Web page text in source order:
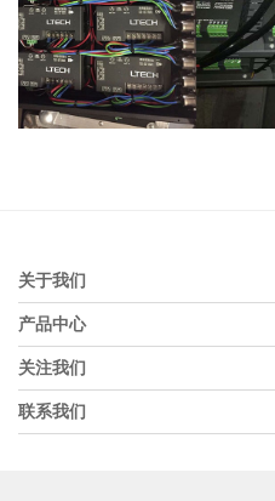
关于我们
产品中心
关注我们
联系我们